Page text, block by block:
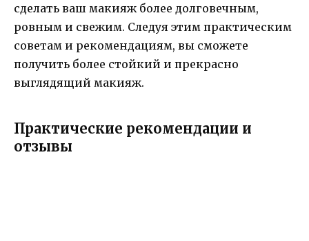
сделать ваш макияж более долговечным,
ровным и свежим. Следуя этим практическим
советам и рекомендациям, вы сможете
получить более стойкий и прекрасно
выглядящий макияж.
Практические рекомендации и
отзывы